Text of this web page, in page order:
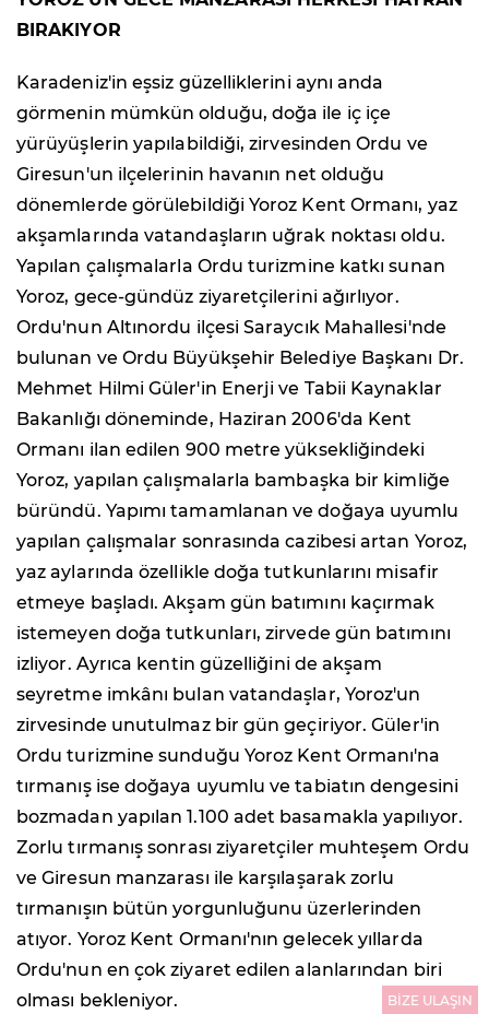
BIRAKIYOR
Karadeniz'in eşsiz güzelliklerini aynı anda
görmenin mümkün olduğu, doğa ile iç içe
yürüyüşlerin yapılabildiği, zirvesinden Ordu ve
Giresun'un ilçelerinin havanın net olduğu
dönemlerde görülebildiği Yoroz Kent Ormanı, yaz
akşamlarında vatandaşların uğrak noktası oldu.
Yapılan çalışmalarla Ordu turizmine katkı sunan
Yoroz, gece-gündüz ziyaretçilerini ağırlıyor.
Ordu'nun Altınordu ilçesi Saraycık Mahallesi'nde
bulunan ve Ordu Büyükşehir Belediye Başkanı Dr.
Mehmet Hilmi Güler'in Enerji ve Tabii Kaynaklar
Bakanlığı döneminde, Haziran 2006'da Kent
Ormanı ilan edilen 900 metre yüksekliğindeki
Yoroz, yapılan çalışmalarla bambaşka bir kimliğe
büründü. Yapımı tamamlanan ve doğaya uyumlu
yapılan çalışmalar sonrasında cazibesi artan Yoroz,
yaz aylarında özellikle doğa tutkunlarını misafir
etmeye başladı. Akşam gün batımını kaçırmak
istemeyen doğa tutkunları, zirvede gün batımını
izliyor. Ayrıca kentin güzelliğini de akşam
seyretme imkânı bulan vatandaşlar, Yoroz'un
zirvesinde unutulmaz bir gün geçiriyor. Güler'in
Ordu turizmine sunduğu Yoroz Kent Ormanı'na
tırmanış ise doğaya uyumlu ve tabiatın dengesini
bozmadan yapılan 1.100 adet basamakla yapılıyor.
Zorlu tırmanış sonrası ziyaretçiler muhteşem Ordu
ve Giresun manzarası ile karşılaşarak zorlu
tırmanışın bütün yorgunluğunu üzerlerinden
atıyor. Yoroz Kent Ormanı'nın gelecek yıllarda
Ordu'nun en çok ziyaret edilen alanlarından biri
olması bekleniyor.
BİZE ULAŞIN